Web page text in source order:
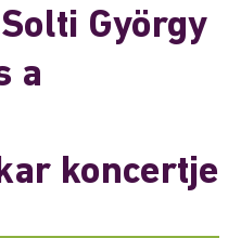
György
a
koncertje